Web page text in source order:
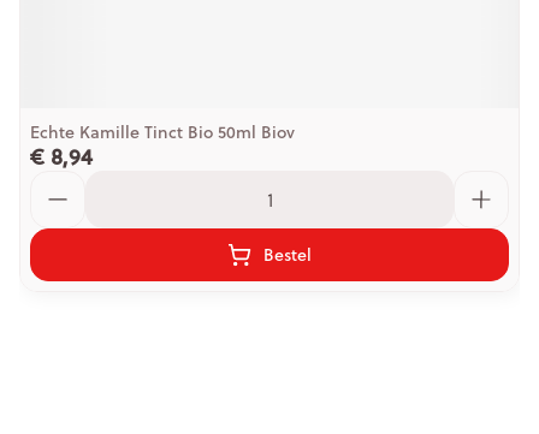
Echte Kamille Tinct Bio 50ml Biov
€ 8,94
Bestel